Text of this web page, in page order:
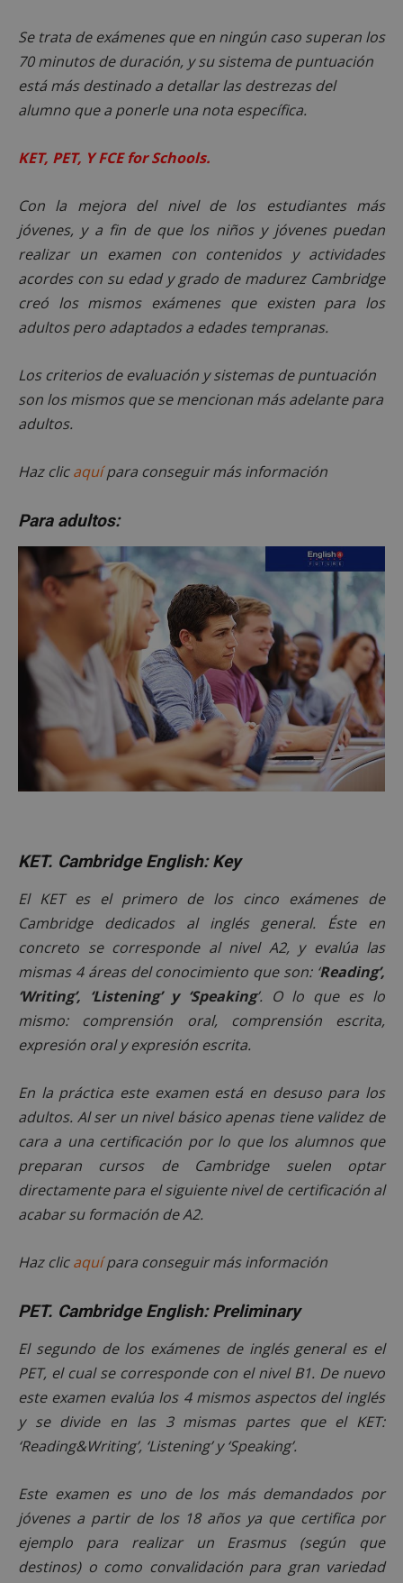
Se trata de exámenes que en ningún caso superan los
70 minutos de duración, y su sistema de puntuación
está más destinado a detallar las destrezas del
alumno que a ponerle una nota específica.
KET, PET, Y FCE for Schools.
Con la mejora del nivel de los estudiantes más
jóvenes, y a fin de que los niños y jóvenes puedan
realizar un examen con contenidos y actividades
acordes con su edad y grado de madurez Cambridge
creó los mismos exámenes que existen para los
adultos pero adaptados a edades tempranas.
Los criterios de evaluación y sistemas de puntuación
son los mismos que se mencionan más adelante para
adultos.
Haz clicaquípara conseguir más información
Para adultos:
KET. Cambridge English: Key
El KET es el primero de los cinco exámenes de
Cambridge dedicados al inglés general. Éste en
concreto se corresponde al nivel A2, y evalúa las
mismas 4 áreas del conocimiento que son: ‘Reading’,
‘Writing’, ‘Listening’ y ‘Speaking’. O lo que es lo
mismo: comprensión oral, comprensión escrita,
expresión oral y expresión escrita.
En la práctica este examen está en desuso para los
adultos. Al ser un nivel básico apenas tiene validez de
cara a una certificación por lo que los alumnos que
preparan cursos de Cambridge suelen optar
directamente para el siguiente nivel de certificación al
acabar su formación de A2.
Haz clicaquípara conseguir más información
PET. Cambridge English: Preliminary
El segundo de los exámenes de inglés general es el
PET, el cual se corresponde con el nivel B1. De nuevo
este examen evalúa los 4 mismos aspectos del inglés
y se divide en las 3 mismas partes que el KET:
‘Reading&Writing’, ‘Listening’ y ‘Speaking’.
Este examen es uno de los más demandados por
jóvenes a partir de los 18 años ya que certifica por
ejemplo para realizar un Erasmus (según que
destinos) o como convalidación para gran variedad